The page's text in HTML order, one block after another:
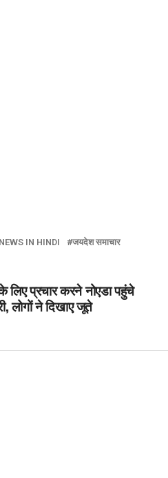
IN HINDI जयदेश समाचार
प्रचार करने नोएडा पहुंचे
लोगों ने दिखाए जूते